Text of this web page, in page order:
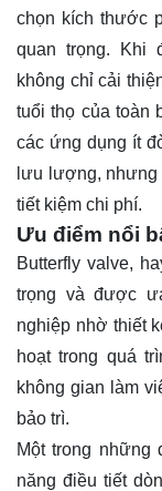
chọn kích thước
quan trọng. Khi
không chỉ cải
tuổi thọ của toàn
các ứng dụng ít
lưu lượng, nhưng
tiết kiệm chi phí.
Ưu điểm nổi
Butterfly valve,
trọng và được
nghiệp nhờ thiết
hoạt trong quá
không gian làm
bảo trì.
Một trong những
năng điều tiết